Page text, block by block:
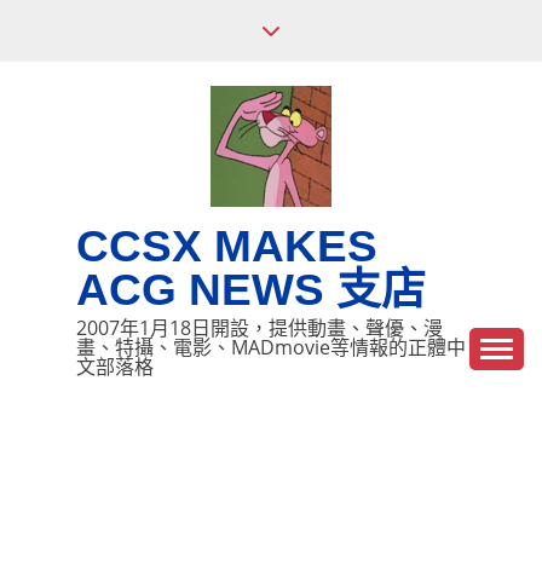
CCSX MAKES
ACG NEWS 支店
2007年1月18日開設，提供動畫、聲優、漫
畫、特攝、電影、MADmovie等情報的正體中
文部落格